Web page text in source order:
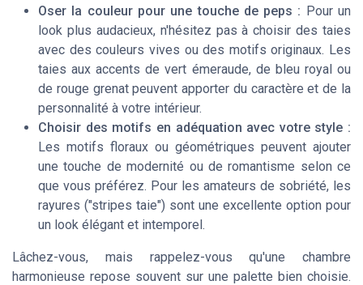
Oser la couleur pour une touche de peps : Pour un
look plus audacieux, n'hésitez pas à choisir des taies
avec des couleurs vives ou des motifs originaux. Les
taies aux accents de vert émeraude, de bleu royal ou
de rouge grenat peuvent apporter du caractère et de la
personnalité à votre intérieur.
Choisir des motifs en adéquation avec votre style :
Les motifs floraux ou géométriques peuvent ajouter
une touche de modernité ou de romantisme selon ce
que vous préférez. Pour les amateurs de sobriété, les
rayures ("stripes taie") sont une excellente option pour
un look élégant et intemporel.
Lâchez-vous, mais rappelez-vous qu'une chambre
harmonieuse repose souvent sur une palette bien choisie.